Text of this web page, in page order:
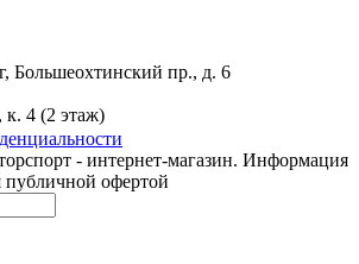
Большеохтинский пр., д. 6
к. 4 (2 этаж)
- интернет-магазин. Информация
публичной офертой